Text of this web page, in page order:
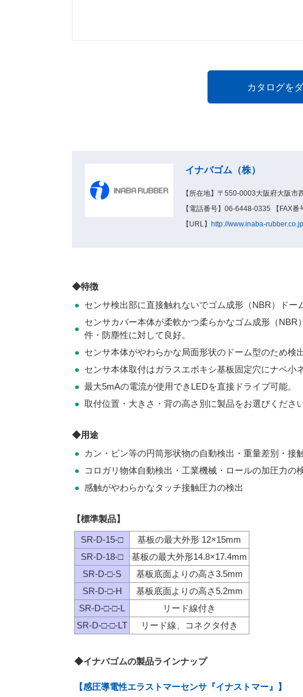
イナバゴム（株）
【所在地】〒550-0003大阪府大阪市
【電話番号】06-6448-0335 【FAX
【URL】
http://www.inaba-rubber.co.jp
◆特徴
● センサ検出部に直接触れないでゴム成形（NBR）ドー
●
センサカバー本体が柔軟かつ柔らかなゴム成形（
件・防塵性に対して良好。
● センサ本体がやわらかな局面形状のドーム型のため検
● センサ本体取付はガラスエボキシ基板固定穴にナベ小
● 最大5mAの電流が使用できLEDを直接ドライブ可能。
● 取付位置・大きさ・背の高さ別に製品をお選びください
◆用途
●
カン・ビン等の円筒形状物の自動検出・重量差別・接
●
コロガリ物体自動検出・工業機械・ロールの加圧力の
● 感触がやわらかなタッチ接触圧力の検出
【標準製品】
SR-D-15-□
基板の最大外形 12×15mm
SR-D-18-□
基板の最大外形14.8×17.4mm
SR-D-□-S
基板底面よりの高さ3.5mm
SR-D-□-H
基板底面よりの高さ5.2mm
SR-D-□-□-L
リード線付き
SR-D-□-□-LT
リード線、コネクタ付き
◆イナバゴムの製品ラインナップ
【感圧導電性エラストマーセンサ『イナストマー』】